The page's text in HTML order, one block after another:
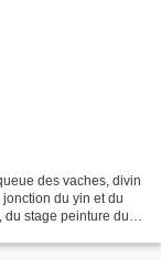
des vaches, divin
du yin et du
du stage peinture du 7